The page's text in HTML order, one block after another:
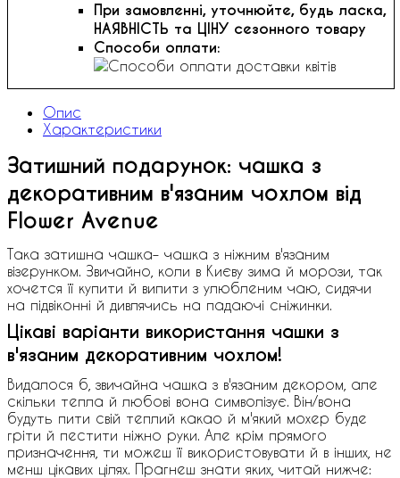
При замовленні, уточнюйте, будь ласка,
НАЯВНІСТЬ та ЦІНУ сезонного товару
Способи оплати:
Опис
Характеристики
Затишний подарунок: чашка з
декоративним в'язаним чохлом від
Flower Avenue
Така затишна чашка– чашка з ніжним в'язаним
візерунком. Звичайно, коли в Києву зима й морози, так
хочется її купити й випити з улюбленим чаю, сидячи
на підвіконні й дивлячись на падаючі сніжинки.
Цікаві варіанти використання чашки з
в'язаним декоративним чохлом!
Видалося б, звичайна чашка з в'язаним декором, але
скільки тепла й любові вона символізує. Він/вона
будуть пити свій теплий какао й м'який мохер буде
гріти й пестити ніжно руки. Але крім прямого
призначення, ти можеш її використовувати й в інших, не
менш цікавих цілях. Прагнеш знати яких, читай нижче: